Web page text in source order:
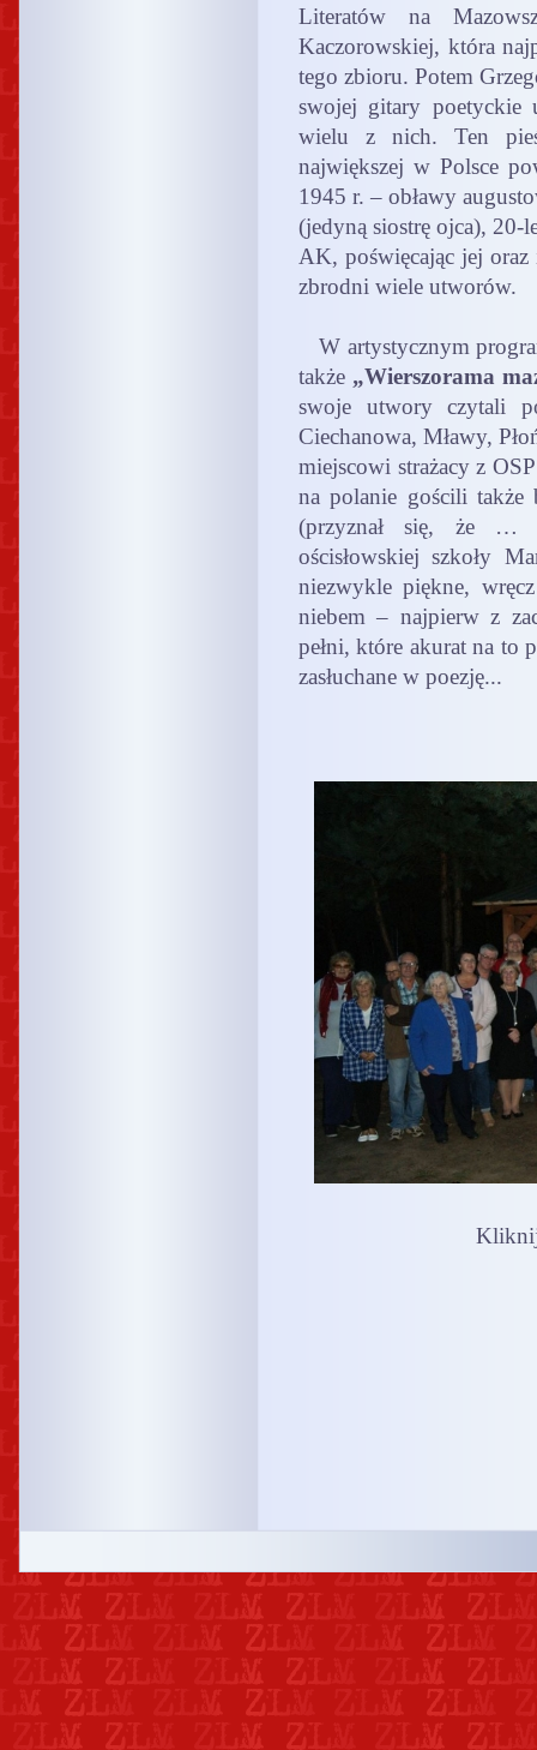
Literatów na
Kaczorowskiej, która
tego zbioru. Potem
swojej gitary poetyckie
wielu z nich. Ten
największej w Polsce
1945 r. – obławy
(jedyną siostrę ojca), 20-
AK, poświęcając jej
zbrodni wiele utworów.
W artystycznym
także „Wierszorama
swoje utwory czytali
Ciechanowa, Mławy,
miejscowi strażacy z
na polanie gościli także
(przyznał się, że …
ościsłowskiej szkoły
niezwykle piękne,
niebem – najpierw z
pełni, które akurat na to
zasłuchane w poezję...
Kliknij